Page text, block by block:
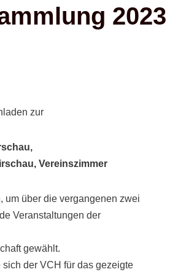
2023
zur
Vereinszimmer
um über die vergangenen zwei
Veranstaltungen der
gewählt.
der VCH für das gezeigte